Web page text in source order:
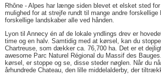
Rhône - Alpes har længe siden blevet et elsket sted
mulighed for at strejfe rundt til mange andre
forskellige landskaber alle ved hånden.
Lyon til Annecy én af de lokale yndlings drev er
time og en halv. Samtidig med at kørsel, kan du
Chartreuse, som dækker ca. 76,700 ha. Det er et
awesome Parc Naturel Régional du Massif des
kørsel, er stoppe og se, disse steder nøglen. Når du
århundrede Chateau, den lille middelalderby, der